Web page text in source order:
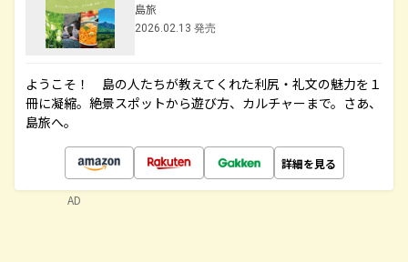
島旅
2026.02.13 発売
ようこそ！ 島の人たちが教えてくれた利尻・礼文の魅力を１
冊に凝縮。絶景スポットから遊び方、カルチャーまで。さあ、
島旅へ。
詳細を見る
AD